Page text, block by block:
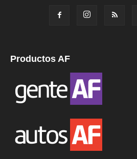
Productos AF